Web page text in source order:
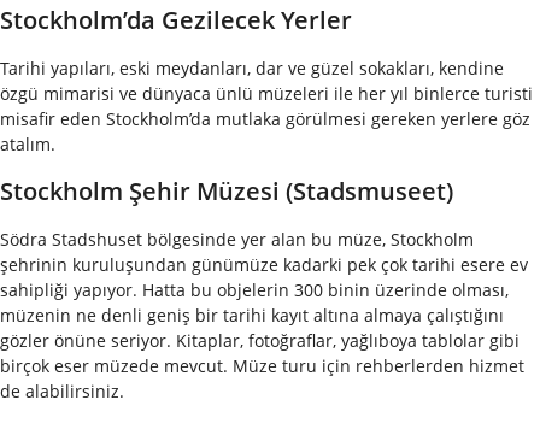
Stockholm’da Gezilecek Yerler
Tarihi yapıları, eski meydanları, dar ve güzel sokakları, kendine
özgü mimarisi ve dünyaca ünlü müzeleri ile her yıl binlerce turisti
misafir eden Stockholm’da mutlaka görülmesi gereken yerlere göz
atalım.
Stockholm Şehir Müzesi (Stadsmuseet)
Södra Stadshuset bölgesinde yer alan bu müze, Stockholm
şehrinin kuruluşundan günümüze kadarki pek çok tarihi esere ev
sahipliği yapıyor. Hatta bu objelerin 300 binin üzerinde olması,
müzenin ne denli geniş bir tarihi kayıt altına almaya çalıştığını
gözler önüne seriyor. Kitaplar, fotoğraflar, yağlıboya tablolar gibi
birçok eser müzede mevcut. Müze turu için rehberlerden hizmet
de alabilirsiniz.